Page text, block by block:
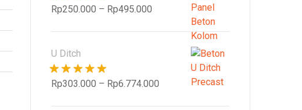
Dinilai5.00
Rp250.000 – Rp495.000
U Ditch
Dinilai5.00
Rp303.000 – Rp6.774.000